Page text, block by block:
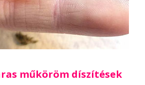
műköröm díszítések